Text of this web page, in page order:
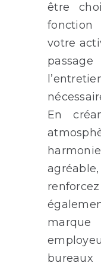
être
votre
En
renforcez
marque